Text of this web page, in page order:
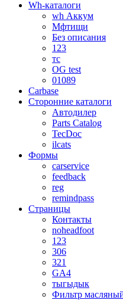
Wh-каталоги
wh Аккум
Мфтищи
Без описания
123
тс
OG test
01089
Carbase
Сторонние каталоги
Автодилер
Parts Catalog
TecDoc
ilcats
Формы
carservice
feedback
reg
remindpass
Страницы
Контакты
noheadfoot
123
306
321
GA4
тыгыдык
Фильтр